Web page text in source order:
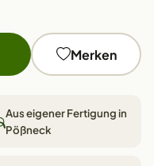
Merken
Aus eigener Fertigung in
Pößneck